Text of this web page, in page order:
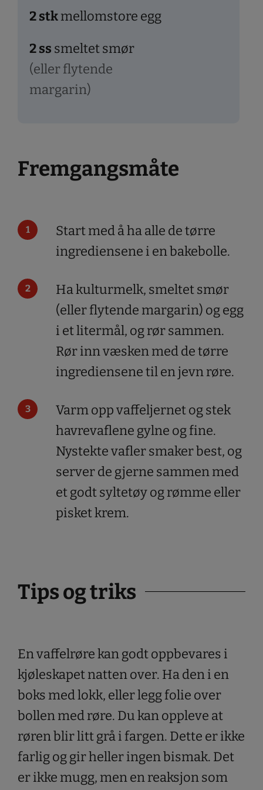
2stkmellomstore egg
2ss smeltet smør
(eller flytende
margarin)
Fremgangsmåte
Start med å ha alle de tørre
ingrediensene i en bakebolle.
Ha kulturmelk, smeltet smør
(eller flytende margarin) og egg
i et litermål, og rør sammen.
Rør inn væsken med de tørre
ingrediensene til en jevn røre.
Varm opp vaffeljernet og stek
havrevaflene gylne og fine.
Nystekte vafler smaker best, og
server de gjerne sammen med
et godt syltetøy og rømme eller
pisket krem.
Tips og triks
En vaffelrøre kan godt oppbevares i
kjøleskapet natten over. Ha den i en
boks med lokk, eller legg folie over
bollen med røre. Du kan oppleve at
røren blir litt grå i fargen. Dette er ikke
farlig og gir heller ingen bismak. Det
er ikke mugg, men en reaksjon som